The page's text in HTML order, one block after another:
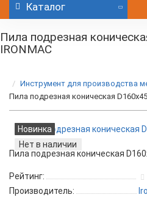
Каталог
Пила подрезная
IRONMAC
Инструмент для производства
Пила подрезная коническая
Новинка
Нет в наличии
Пила подрезная коническая
Рейтинг:
Производитель: